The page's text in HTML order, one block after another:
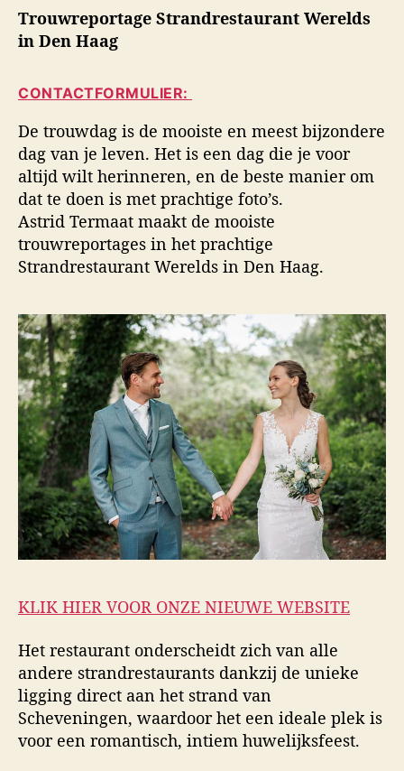
d
s
o
t
o
g
r
a
f
i
e
h
t
t
u
r
h
m
Trouwreportage Strandrestaurant Werelds
in Den Haag
CONTACTFORMULIER:
De trouwdag is de mooiste en meest bijzondere
dag van je leven. Het is een dag die je voor
altijd wilt herinneren, en de beste manier om
dat te doen is met prachtige foto’s.
Astrid Termaat maakt de mooiste
trouwreportages in het prachtige
Strandrestaurant Werelds in Den Haag.
KLIK HIER VOOR ONZE NIEUWE WEBSITE
Het restaurant onderscheidt zich van alle
andere strandrestaurants dankzij de unieke
ligging direct aan het strand van
Scheveningen, waardoor het een ideale plek is
voor een romantisch, intiem huwelijksfeest.